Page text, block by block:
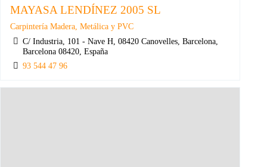
MAYASA LENDÍNEZ 2005 SL
Carpintería Madera, Metálica y PVC
C/ Industria, 101 - Nave H, 08420 Canovelles, Barcelona,
Barcelona 08420, España
93 544 47 96